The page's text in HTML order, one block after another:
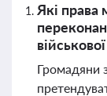
Які права
Громадяни